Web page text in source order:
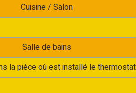
Cuisine / Salon
Salle de bains
la pièce où est installé le thermostat